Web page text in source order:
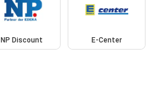
NP Discount E-Center